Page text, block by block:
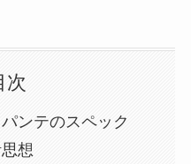
次
ンテのスペック
想